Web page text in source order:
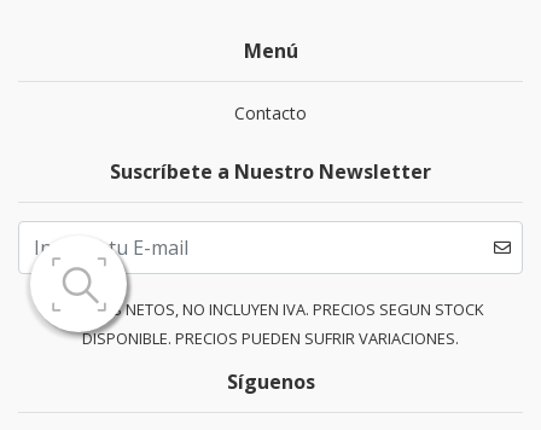
Menú
Contacto
Suscríbete a Nuestro Newsletter
PRECIOS NETOS, NO INCLUYEN IVA. PRECIOS SEGUN STOCK
DISPONIBLE. PRECIOS PUEDEN SUFRIR VARIACIONES.
Síguenos